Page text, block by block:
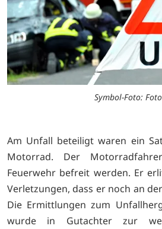
Symbol-Foto:
Am Unfall beteiligt waren ein
Motorrad. Der
Feuerwehr befreit werden. Er
Verletzungen, dass er noch an
Die Ermittlungen zum
wurde in Gutachter zur